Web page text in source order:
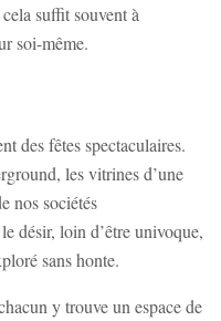
suffit souvent à
soi-même.
des fêtes spectaculaires.
les vitrines d’une
nos sociétés
désir, loin d’être univoque,
sans honte.
y trouve un espace de